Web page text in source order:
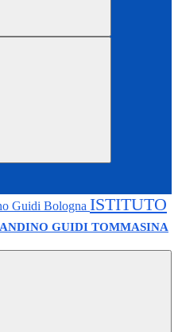
ISTITUTO
GUIDI TOMMASINA